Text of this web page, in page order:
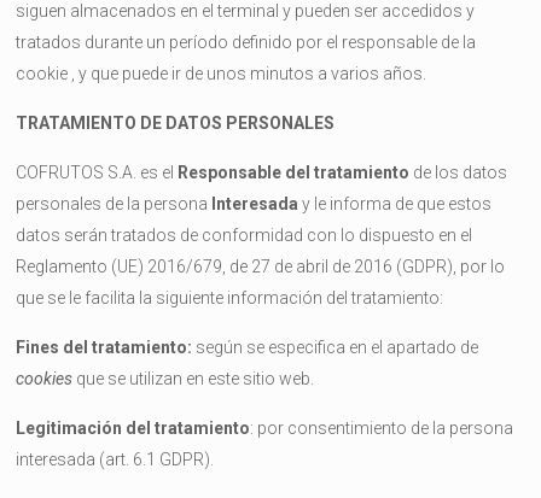
siguen almacenados en el terminal y pueden ser accedidos y
tratados durante un período definido por el responsable de la
cookie , y que puede ir de unos minutos a varios años.
TRATAMIENTO DE DATOS PERSONALES
COFRUTOS S.A. es el Responsable del tratamiento de los datos
personales de la persona Interesaday le informa de que estos
datos serán tratados de conformidad con lo dispuesto en el
Reglamento (UE) 2016/679, de 27 de abril de 2016 (GDPR), por lo
que se le facilita la siguiente información del tratamiento:
Fines del tratamiento: según se especifica en el apartado de
cookies que se utilizan en este sitio web.
Legitimación del tratamiento: por consentimiento de la persona
interesada (art. 6.1 GDPR).